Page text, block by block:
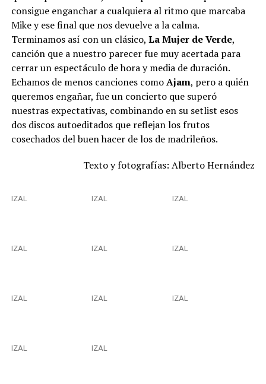
consigue enganchar a cualquiera al ritmo que marcaba
Mike y ese final que nos devuelve a la calma.
Terminamos así con un clásico, La Mujer de Verde,
canción que a nuestro parecer fue muy acertada para
cerrar un espectáculo de hora y media de duración.
Echamos de menos canciones comoAjam, pero a quién
queremos engañar, fue un concierto que superó
nuestras expectativas, combinando en su setlist esos
dos discos autoeditados que reflejan los frutos
cosechados del buen hacer de los de madrileños.
Texto y fotografías: Alberto Hernández
IZAL IZAL IZAL
IZAL IZAL IZAL
IZAL IZAL IZAL
IZAL IZAL